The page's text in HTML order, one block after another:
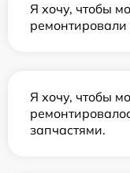
Я хочу, чтобы
Я хочу, чтобы
запчастями.